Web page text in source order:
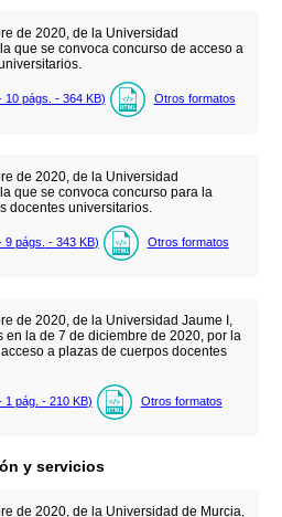
de 2020, de la Universidad
que se convoca concurso de acceso a
10 págs. - 364 KB) Otros formatos
de 2020, de la Universidad
que se convoca concurso para la
docentes universitarios.
9 págs. - 343 KB) Otros formatos
de 2020, de la Universidad Jaume I,
en la de 7 de diciembre de 2020, por la
a plazas de cuerpos docentes
1 pág. - 210 KB) Otros formatos
y servicios
de 2020, de la Universidad de Murcia,